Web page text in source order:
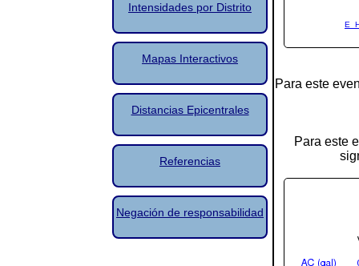
Intensidades por Distrito
Mapas Interactivos
Distancias Epicentrales
Referencias
Negación de responsabilidad
Para este
Para este